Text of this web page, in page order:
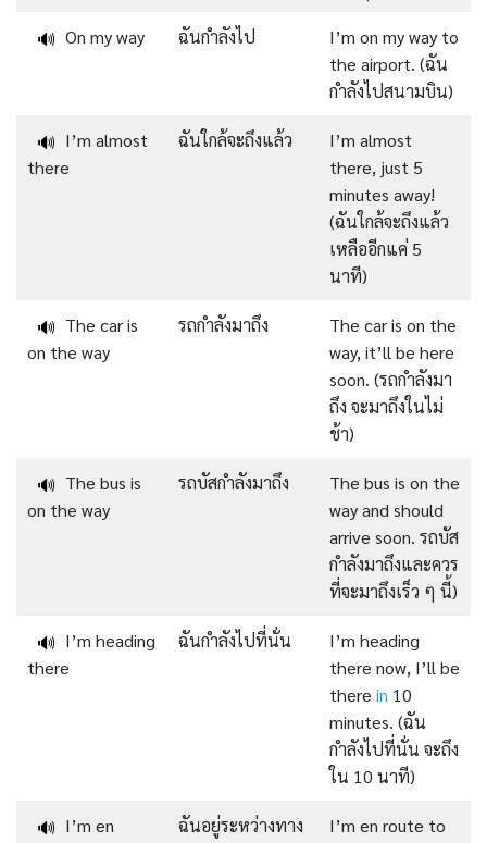
🔊 On my way ฉันกำลังไป
I’m on my way to
the airport. (ฉัน
กำลังไปสนามบิน)
🔊 I’m almost
there
ฉันใกล้จะถึงแล้ว
I’m almost
there, just 5
minutes away!
(ฉันใกล้จะถึงแล้ว
เหลืออีกแค่ 5
นาที)
🔊 The car is
on the way
รถกำลังมาถึง
The car is on the
way, it’ll be here
soon. (รถกำลังมา
ถึง จะมาถึงในไม่
ช้า)
🔊 The bus is
on the way
รถบัสกำลังมาถึง
The bus is on the
way and should
arrive soon. รถบัส
กำลังมาถึงและควร
ที่จะมาถึงเร็ว ๆ นี้)
🔊 I’m heading
there
ฉันกำลังไปที่นั่น
I’m heading
there now, I’ll be
there in 10
minutes. (ฉัน
กำลังไปที่นั่น จะถึง
ใน 10 นาที)
🔊 I’m en
ฉันอยู่ระหว่างทาง
I’m en route to